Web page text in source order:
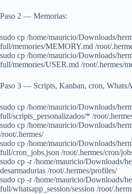
Paso 2 — Memorias:
sudo cp /home/mauricio/Downloads/
full/memories/MEMORY.md /root/
sudo cp /home/mauricio/Downloads/
full/memories/USER.md /root/.hermes/
Paso 3 — Scripts, Kanban, cron,
sudo cp /home/mauricio/Downloads/
full/scripts_personalizados/* /root/
sudo cp /home/mauricio/Downloads/
/root/.hermes/
sudo cp /home/mauricio/Downloads/
full/cron_jobs.json /root/.hermes/cron/
sudo cp -r /home/mauricio/Downloads/
desarmadurias /root/.hermes/profiles/
sudo cp -r /home/mauricio/Downloads/
full/whatsapp_session/session /root/